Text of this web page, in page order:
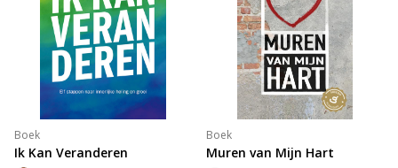
Boek
Ik Kan Veranderen
Boek
Muren van Mijn Hart